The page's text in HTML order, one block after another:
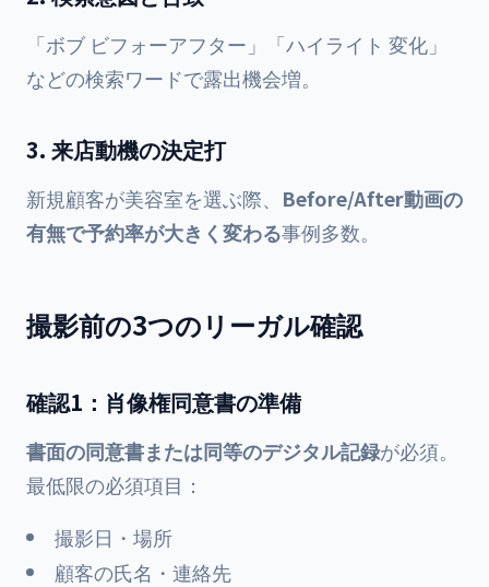
「ボブ ビフォーアフター」「ハイライト 変化」
などの検索ワードで露出機会増。
3. 来店動機の決定打
新規顧客が美容室を選ぶ際、 Before/After動画の
有無で予約率が大きく変わる事例多数。
撮影前の3つのリーガル確認
確認1：肖像権同意書の準備
書面の同意書または同等のデジタル記録が必須。
最低限の必須項目：
撮影日・場所
顧客の氏名・連絡先